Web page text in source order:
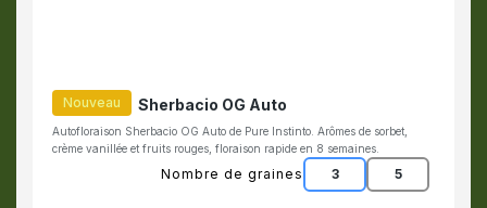
Nouveau Sherbacio OG Auto
Autofloraison Sherbacio OG Auto de Pure Instinto. Arômes de sorbet,
crème vanillée et fruits rouges, floraison rapide en 8 semaines.
Nombre de graines 3 5